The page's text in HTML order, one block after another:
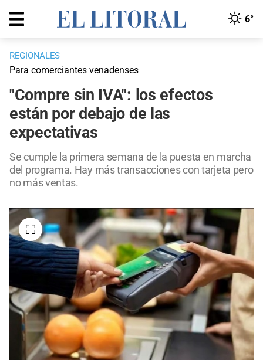
6°
REGIONALES
Para comerciantes venadenses
"Compre sin IVA": los efectos
están por debajo de las
expectativas
Se cumple la primera semana de la puesta en marcha
del programa. Hay más transacciones con tarjeta pero
no más ventas.